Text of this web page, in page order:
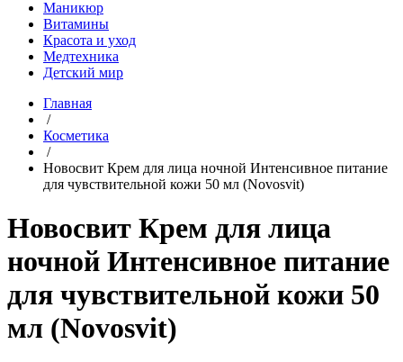
Маникюр
Витамины
Красота и уход
Медтехника
Детский мир
Главная
/
Косметика
/
Новосвит Крем для лица ночной Интенсивное питание
для чувствительной кожи 50 мл (Novosvit)
Новосвит Крем для лица
ночной Интенсивное питание
для чувствительной кожи 50
мл (Novosvit)